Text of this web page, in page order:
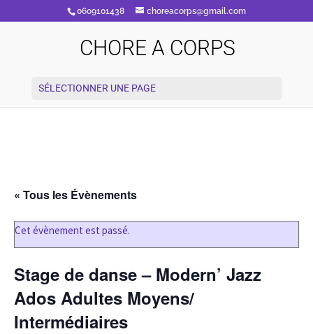
0609101438 choreacorps@gmail.com
CHORE A CORPS
SÉLECTIONNER UNE PAGE
« Tous les Évènements
Cet évènement est passé.
Stage de danse – Modern’ Jazz
Ados Adultes Moyens/
Intermédiaires